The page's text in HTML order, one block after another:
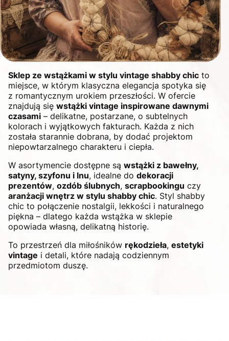
Sklep ze wstążkami w stylu vintage shabby chic to
miejsce, w którym klasyczna elegancja spotyka się
z romantycznym urokiem przeszłości. W ofercie
znajdują się wstążki vintage inspirowane dawnymi
czasami – delikatne, postarzane, o subtelnych
kolorach i wyjątkowych fakturach. Każda z nich
została starannie dobrana, by dodać projektom
niepowtarzalnego charakteru i ciepła.
W asortymencie dostępne są wstążki z bawełny,
satyny, szyfonu i lnu, idealne do dekoracji
prezentów, ozdób ślubnych, scrapbookingu czy
aranżacji wnętrz w stylu shabby chic. Styl shabby
chic to połączenie nostalgii, lekkości i naturalnego
piękna – dlatego każda wstążka w sklepie
opowiada własną, delikatną historię.
To przestrzeń dla miłośników rękodzieła, estetyki
vintage i detali, które nadają codziennym
przedmiotom duszę.